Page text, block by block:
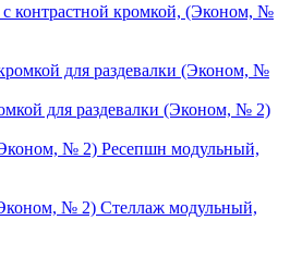
контрастной кромкой, (Эконом, №
для раздевалки (Эконом, № 2)
Ресепшн модульный,
Стеллаж модульный,